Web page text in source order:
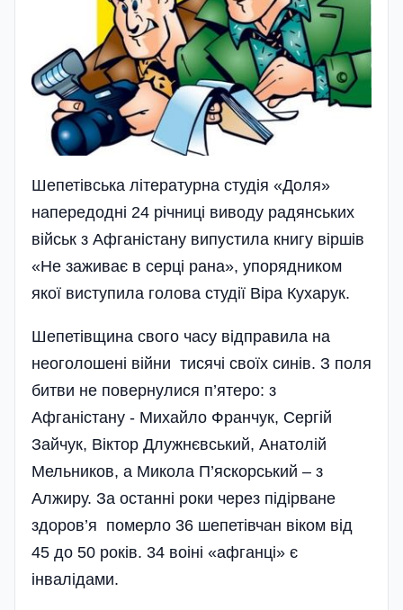
Шепетівська літературна студія «Доля»
напередодні 24 річниці виводу радянських
військ з Афганістану випустила книгу віршів
«Не заживає в серці рана», упорядником
якої виступила голова студії Віра Кухарук.
Шепетівщина свого часу відправила на
неоголошені війни тисячі своїх синів. З поля
битви не повернулися п’ятеро: з
Афганістану - Михайло Франчук, Сергій
Зайчук, Віктор Длужнєвський, Анатолій
Мельников, а Микола П’яскорський – з
Алжиру. За останні роки через підірване
здоров’я померло 36 шепетівчан віком від
45 до 50 років. 34 воіні «афганці» є
інвалідами.